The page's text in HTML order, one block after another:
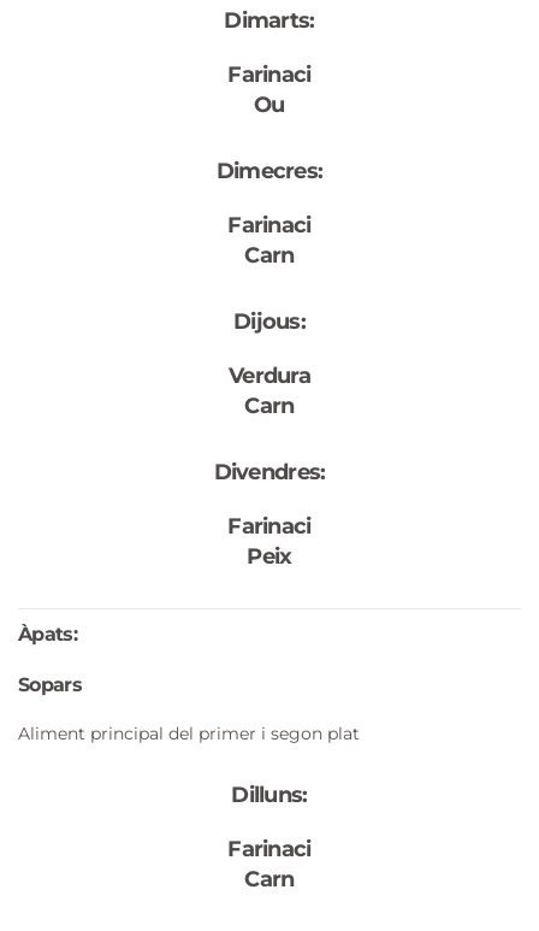
Dimarts:
Farinaci
Ou
Dimecres:
Farinaci
Carn
Dijous:
Verdura
Carn
Divendres:
Farinaci
Peix
Àpats:
Sopars
Aliment principal del primer i segon plat
Dilluns:
Farinaci
Carn